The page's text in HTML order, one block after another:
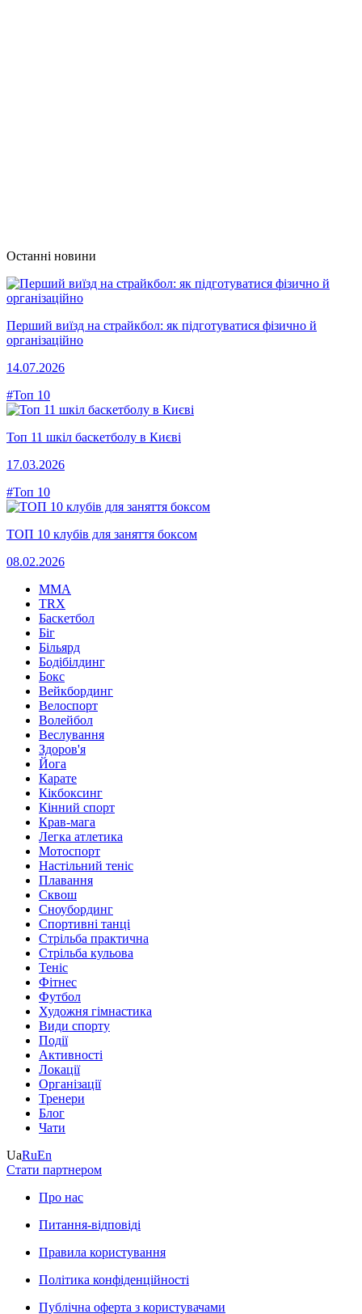
Останні новини
Перший виїзд на страйкбол: як підготуватися фізично й
організаційно
14.07.2026
#Топ 10
Топ 11 шкіл баскетболу в Києві
17.03.2026
#Топ 10
ТОП 10 клубів для заняття боксом
08.02.2026
MMA
TRX
Баскетбол
Біг
Більярд
Бодібілдинг
Бокс
Вейкбординг
Велоспорт
Волейбол
Веслування
Здоров'я
Йога
Карате
Кікбоксинг
Кінний спорт
Крав-мага
Легка атлетика
Мотоспорт
Настільний теніс
Плавання
Сквош
Сноубординг
Спортивні танці
Стрільба практична
Стрільба кульова
Теніс
Фітнес
Футбол
Художня гімнастика
Види спорту
Події
Активності
Локації
Організації
Тренери
Блог
Чати
UaRuEn
Стати партнером
Про нас
Питання-відповіді
Правила користування
Політика конфіденційності
Публічна оферта з користувачами